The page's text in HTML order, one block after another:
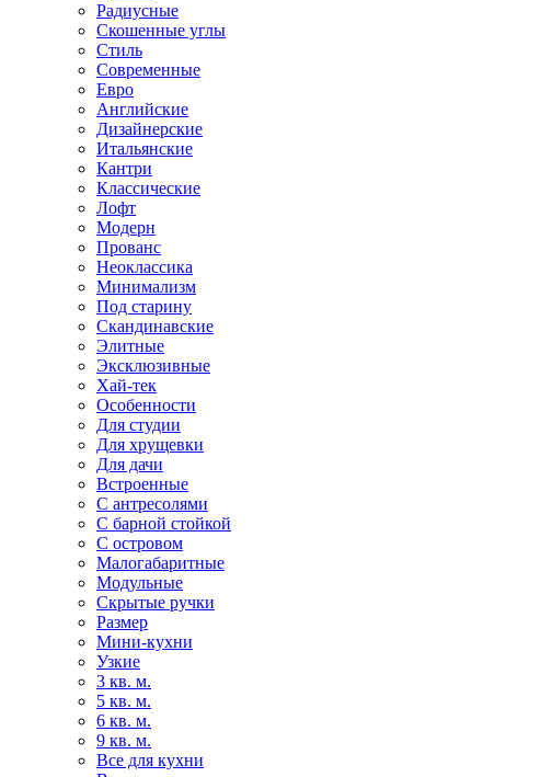
Радиусные
Скошенные углы
Стиль
Современные
Евро
Английские
Дизайнерские
Итальянские
Кантри
Классические
Лофт
Модерн
Прованс
Неоклассика
Минимализм
Под старину
Скандинавские
Элитные
Эксклюзивные
Хай-тек
Особенности
Для студии
Для хрущевки
Для дачи
Встроенные
С антресолями
С барной стойкой
С островом
Малогабаритные
Модульные
Скрытые ручки
Размер
Мини-кухни
Узкие
3 кв. м.
5 кв. м.
6 кв. м.
9 кв. м.
Все для кухни